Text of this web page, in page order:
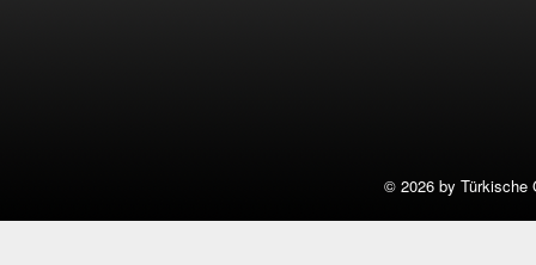
© 2026 by Türkische